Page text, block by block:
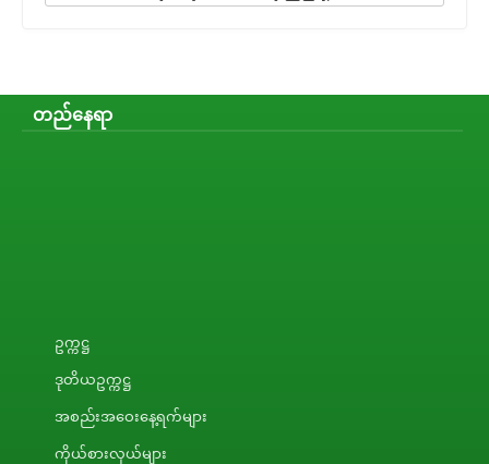
တည်နေရာ
ဥက္ကဋ္ဌ
ဒုတိယဥက္ကဋ္ဌ
အစည်းအဝေးနေ့ရက်များ
ကိုယ်စားလှယ်များ